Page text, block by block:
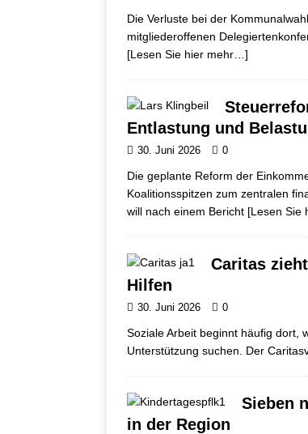
Die Verluste bei der
mitgliederoffenen
[Lesen Sie hier mehr…]
Entlastung und
30. Juni 2026 0
Die geplante Reform der
Koalitionsspitzen zum zentralen
will nach einem Bericht [Lesen Sie
Caritas
Hilfen
30. Juni 2026 0
Soziale Arbeit beginnt häufig dort,
Unterstützung suchen. Der
Sieben
in der Region